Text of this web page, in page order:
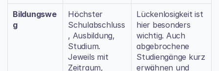
Bildungswe
g
Höchster
Schulabschluss
, Ausbildung,
Studium.
Jeweils mit
Zeitraum,
Lückenlosigkeit ist
hier besonders
wichtig. Auch
abgebrochene
Studiengänge kurz
erwähnen und